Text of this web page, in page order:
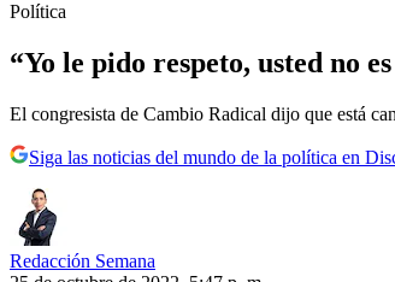
Política
“Yo le pido respeto, usted no
El congresista de Cambio Radical dijo que está
Siga las noticias del mundo de la política en
Redacción Semana